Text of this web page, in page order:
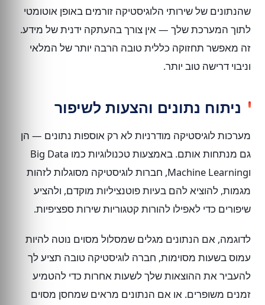
שהנתונים של שירותי הלוגיסטיקה זורמים באופן אוטומטי
לתוך המערכת שלך — אין צורך בהעתקה ידנית של מידע.
זה מאפשר תחזוקה כללית טובה הרבה יותר של המלאי
וניבוי דרישה טוב יותר.
ניתוח נתונים והצעות לשיפור
מערכות לוגיסטיקה מודרניות לא רק אוספות נתונים — הן
גם מנתחות אותם. באמצעות טכנולוגיות כמו Big Data
וMachine Learning, חברות לוגיסטיקה מסוגלות לזהות
מגמות, להוציא להם בעיות פוטנציליות מוקדם, ולהציע
שיפורים כדי לאפילו להורות קטגוריות שירות ספציפיות.
לדוגמה, אם הנתונים מגלים שמסלול מסוים נוטה להיות
עמוס בשעות מסוימות, חברה לוגיסטיקה טובה תציע לך
להעביר את ההוצאות שלך לשעות אחרות כדי להטמיע
זמנים משופרים. או אם הנתונים מראים שמחסן מסוים